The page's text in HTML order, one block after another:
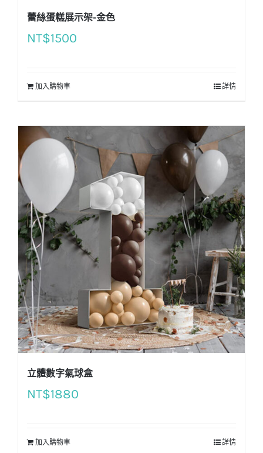
蕾絲蛋糕展示架-金色
NT$1500
加入購物車 詳情
立體數字氣球盒
NT$1880
加入購物車 詳情